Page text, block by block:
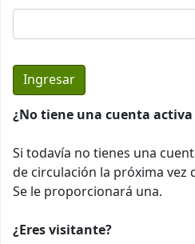
¿No tiene una cuenta
Si todavía no tienes una
de circulación la próxima vez
Se le proporcionará una.
¿Eres visitante?